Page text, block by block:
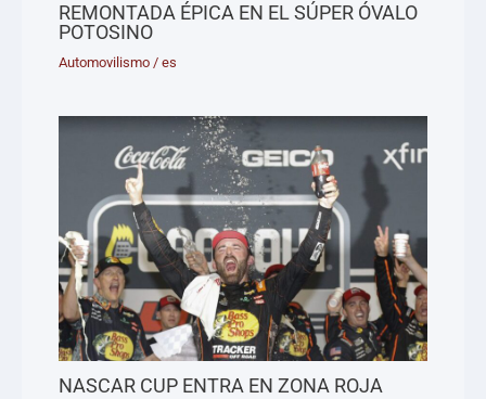
REMONTADA ÉPICA EN EL SÚPER ÓVALO
POTOSINO
Automovilismo /es
NASCAR CUP ENTRA EN ZONA ROJA